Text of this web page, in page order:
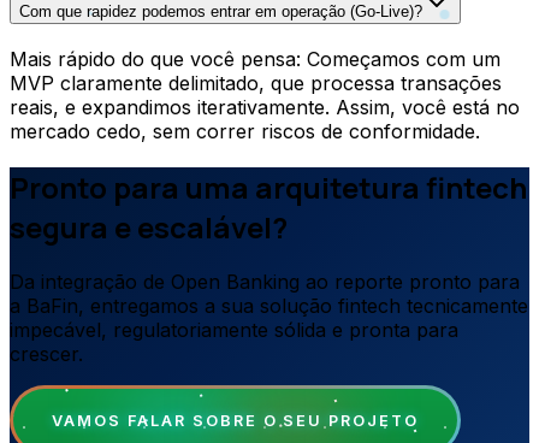
Com que rapidez podemos entrar em operação (Go-Live)?
Mais rápido do que você pensa: Começamos com um
MVP claramente delimitado, que processa transações
reais, e expandimos iterativamente. Assim, você está no
mercado cedo, sem correr riscos de conformidade.
Pronto para uma arquitetura fintech
segura e escalável?
Da integração de Open Banking ao reporte pronto para
a BaFin, entregamos a sua solução fintech tecnicamente
impecável, regulatoriamente sólida e pronta para
crescer.
VAMOS FALAR SOBRE O SEU PROJETO